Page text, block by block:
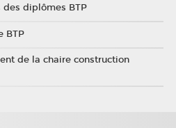
diplômes BTP
BTP
de la chaire construction